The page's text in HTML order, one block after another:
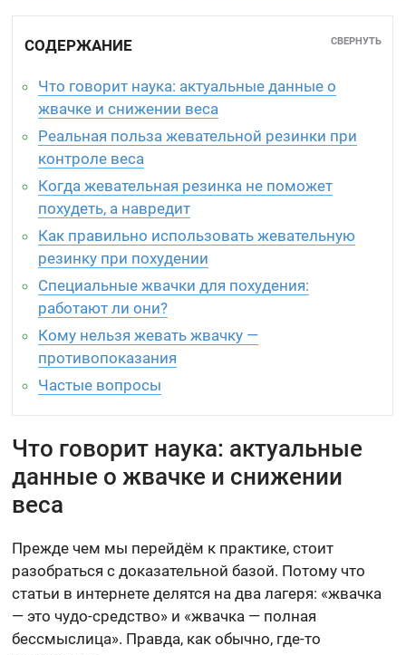
СОДЕРЖАНИЕ СВЕРНУТЬ
Что говорит наука: актуальные данные о
жвачке и снижении веса
Реальная польза жевательной резинки при
контроле веса
Когда жевательная резинка не поможет
похудеть, а навредит
Как правильно использовать жевательную
резинку при похудении
Специальные жвачки для похудения:
работают ли они?
Кому нельзя жевать жвачку —
противопоказания
Частые вопросы
Что говорит наука: актуальные
данные о жвачке и снижении
веса
Прежде чем мы перейдём к практике, стоит
разобраться с доказательной базой. Потому что
статьи в интернете делятся на два лагеря: «жвачка
— это чудо-средство» и «жвачка — полная
бессмыслица». Правда, как обычно, где-то